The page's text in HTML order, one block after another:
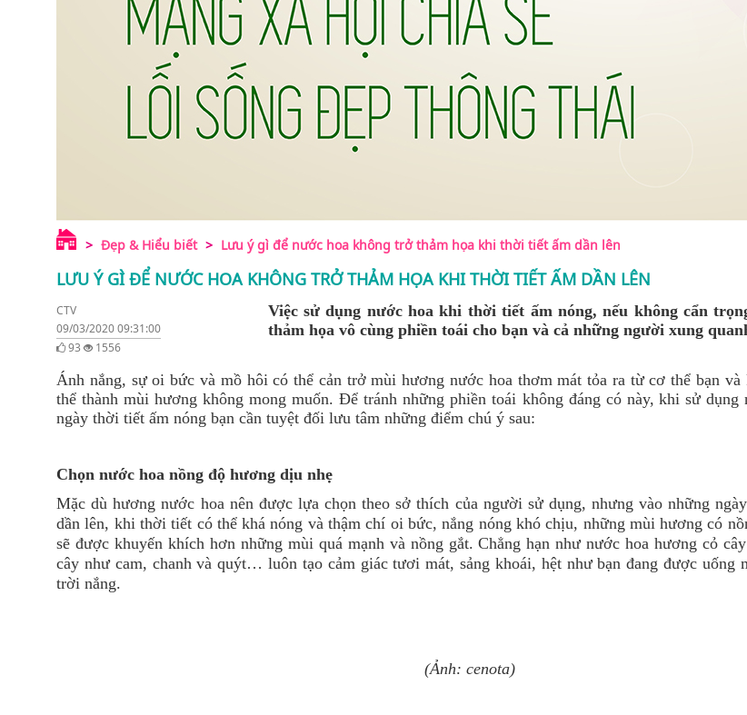
Đẹp & Hiểu biết Lưu ý gì để nước hoa không trở thảm họa khi thời tiết ấm dần lên
LƯU Ý GÌ ĐỂ NƯỚC HOA KHÔNG TRỞ THẢM HỌA KHI THỜI TIẾT ẤM DẦN LÊN
CTV
09/03/2020 09:31:00
93
1556
Việc sử dụng nước hoa khi thời tiết ấm nóng, nếu không cẩn
thảm họa vô cùng phiền toái cho bạn và cả những người xung
Ánh nắng, sự oi bức và mồ hôi có thể cản trở mùi hương nước hoa thơm mát tỏa ra từ cơ thể bạn và
thể thành mùi hương không mong muốn. Để tránh những phiền toái không đáng có này, khi sử dụng
ngày thời tiết ấm nóng bạn cần tuyệt đối lưu tâm những điểm chú ý sau:
Chọn nước hoa nồng độ hương dịu nhẹ
Mặc dù hương nước hoa nên được lựa chọn theo sở thích của người sử dụng, nhưng vào những
dần lên, khi thời tiết có thể khá nóng và thậm chí oi bức, nắng nóng khó chịu, những mùi hương có
sẽ được khuyến khích hơn những mùi quá mạnh và nồng gắt. Chẳng hạn như nước hoa hương cỏ
cây như cam, chanh và quýt… luôn tạo cảm giác tươi mát, sảng khoái, hệt như bạn đang được uống
trời nắng.
(Ảnh: cenota)